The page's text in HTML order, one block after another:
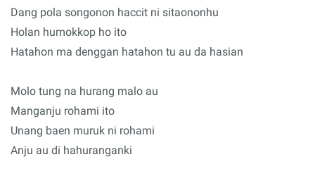
Dang pola songonon haccit ni sitaononhu
Holan humokkop ho ito
Hatahon ma denggan hatahon tu au da hasian
Molo tung na hurang malo au
Manganju rohami ito
Unang baen muruk ni rohami
Anju au di hahuranganki